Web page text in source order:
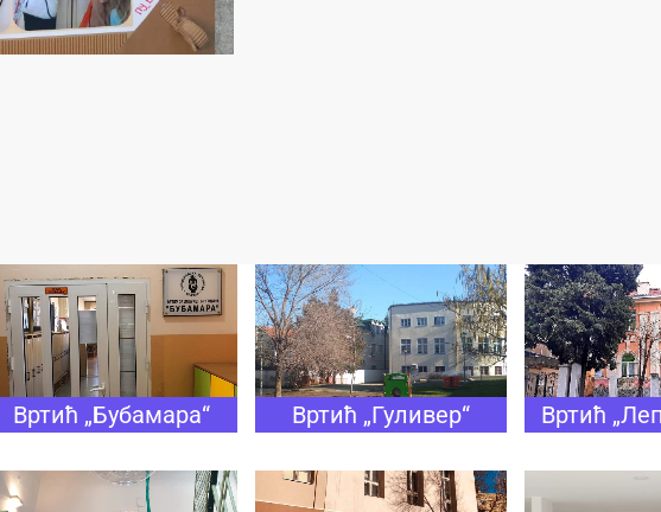
Вртић „Бубамара“ Вртић „Гуливер“ Вртић